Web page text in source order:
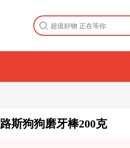
路斯狗狗磨牙棒200克